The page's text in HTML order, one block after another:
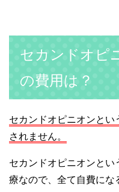
セカンドオピ
の費用は？
セカンドオピニオンとい
されません。
セカンドオピニオンとい
療なので、全て自費にな